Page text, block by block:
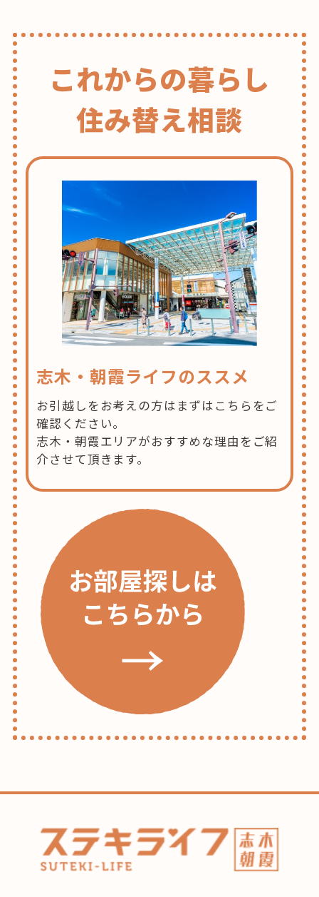
これからの暮らし
住み替え相談
志木・朝霞ライフのススメ
お引越しをお考えの方はまずはこちらをご
確認ください。
志木・朝霞エリアがおすすめな理由をご紹
介させて頂きます。